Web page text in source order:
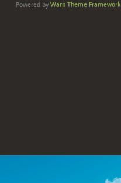
Powered by Warp Theme Framework